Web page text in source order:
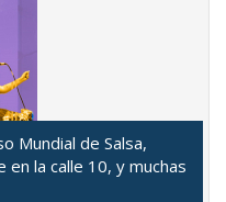
Mundial de Salsa,
en la calle 10, y muchas